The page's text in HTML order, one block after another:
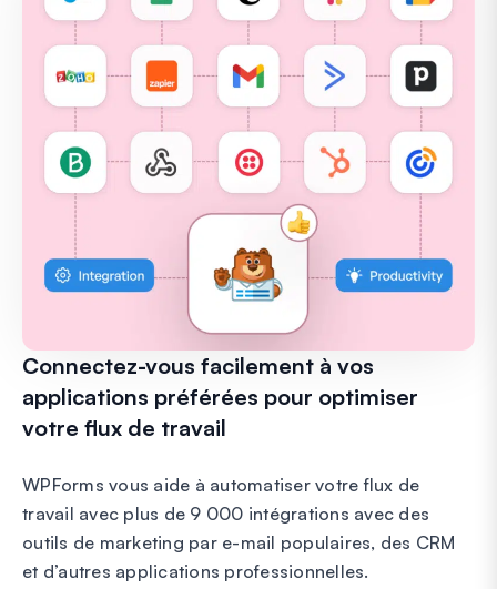
Connectez-vous facilement à vos
applications préférées pour optimiser
votre flux de travail
WPForms vous aide à automatiser votre flux de
travail avec plus de 9 000 intégrations avec des
outils de marketing par e-mail populaires, des CRM
et d’autres applications professionnelles.